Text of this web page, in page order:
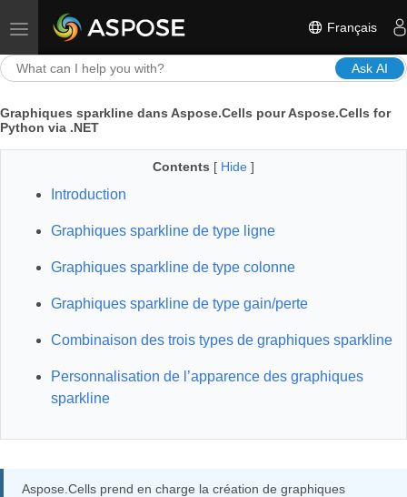
Toggle navigation Français
Ask AI
Graphiques sparkline dans Aspose.Cells pour Aspose.Cells for
Python via .NET
Contents [ Hide ]
Introduction
Graphiques sparkline de type ligne
Graphiques sparkline de type colonne
Graphiques sparkline de type gain/perte
Combinaison des trois types de graphiques sparkline
Personnalisation de l’apparence des graphiques
sparkline
Aspose.Cells prend en charge la création de graphiques